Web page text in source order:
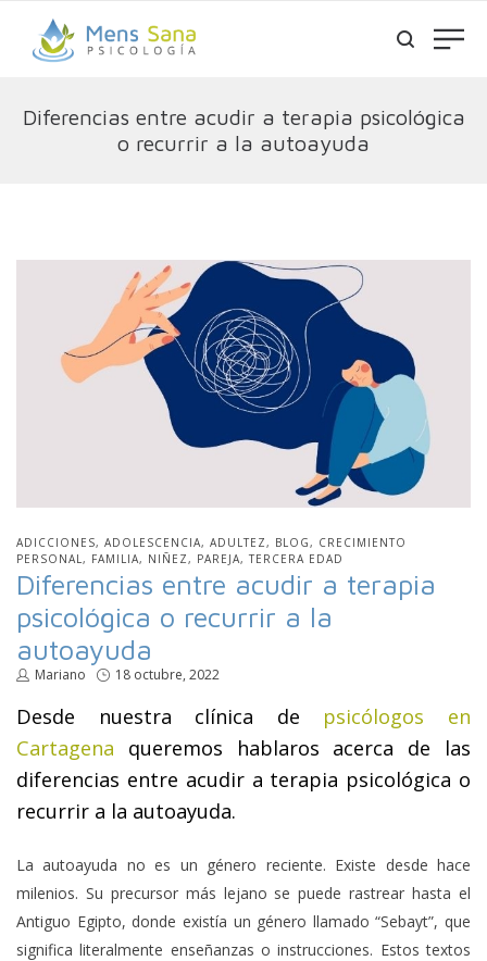
Diferencias entre acudir a terapia psicológica
o recurrir a la autoayuda
PUBLICADO
EN
ADICCIONES ADOLESCENCIA ADULTEZ BLOG
CRECIMIENTO
PERSONAL
FAMILIA NIÑEZ PAREJA TERCERA EDAD
Diferencias entre acudir a terapia
psicológica o recurrir a la
autoayuda
por
Mariano
Publicado
18 octubre, 2022
Desde nuestra clínica de psicólogos en
Cartagena queremos hablaros acerca de las
diferencias entre acudir a terapia psicológica o
recurrir a la autoayuda.
La autoayuda no es un género reciente. Existe desde hace
milenios. Su precursor más lejano se puede rastrear hasta el
Antiguo Egipto, donde existía un género llamado “Sebayt”, que
significa literalmente enseñanzas o instrucciones. Estos textos